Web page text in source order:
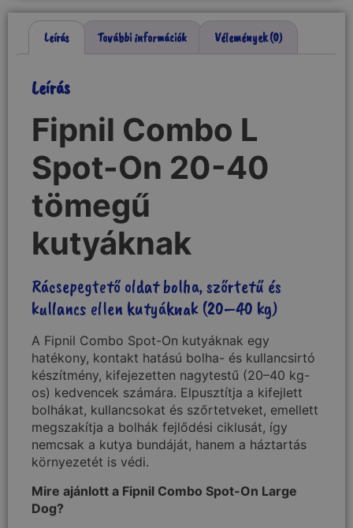
Leírás További információk Vélemények (0)
Leírás
Fipnil Combo L
Spot-On 20-40
tömegű
kutyáknak
Rácsepegtető oldat bolha, szőrtetű és
kullancs ellen kutyáknak (20–40 kg)
A Fipnil Combo Spot-On kutyáknak egy
hatékony, kontakt hatású bolha- és kullancsirtó
készítmény, kifejezetten nagytestű (20–40 kg-
os) kedvencek számára. Elpusztítja a kifejlett
bolhákat, kullancsokat és szőrtetveket, emellett
megszakítja a bolhák fejlődési ciklusát, így
nemcsak a kutya bundáját, hanem a háztartás
környezetét is védi.
Mire ajánlott a Fipnil Combo Spot-On Large
Dog?